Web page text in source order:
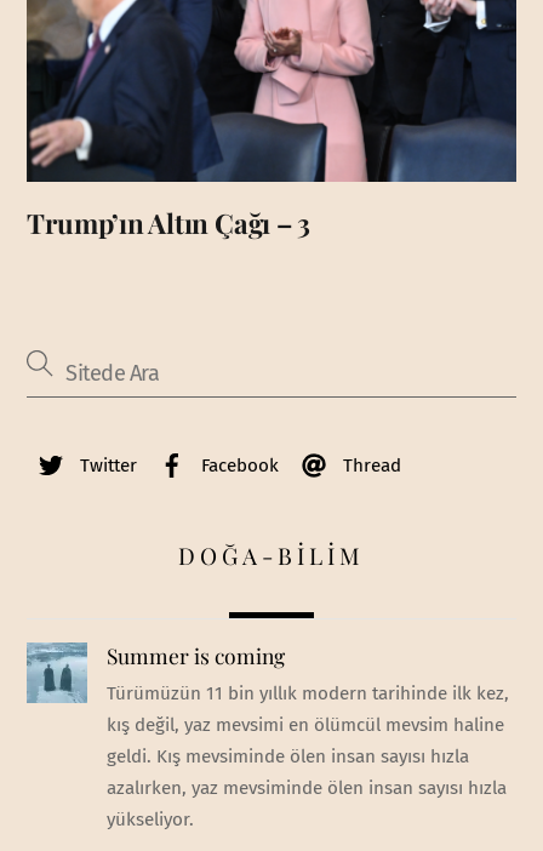
Trump’ın Altın Çağı – 3
Twitter Facebook Thread
DOĞA-BİLİM
Summer is coming
Türümüzün 11 bin yıllık modern tarihinde ilk kez,
kış değil, yaz mevsimi en ölümcül mevsim haline
geldi. Kış mevsiminde ölen insan sayısı hızla
azalırken, yaz mevsiminde ölen insan sayısı hızla
yükseliyor.